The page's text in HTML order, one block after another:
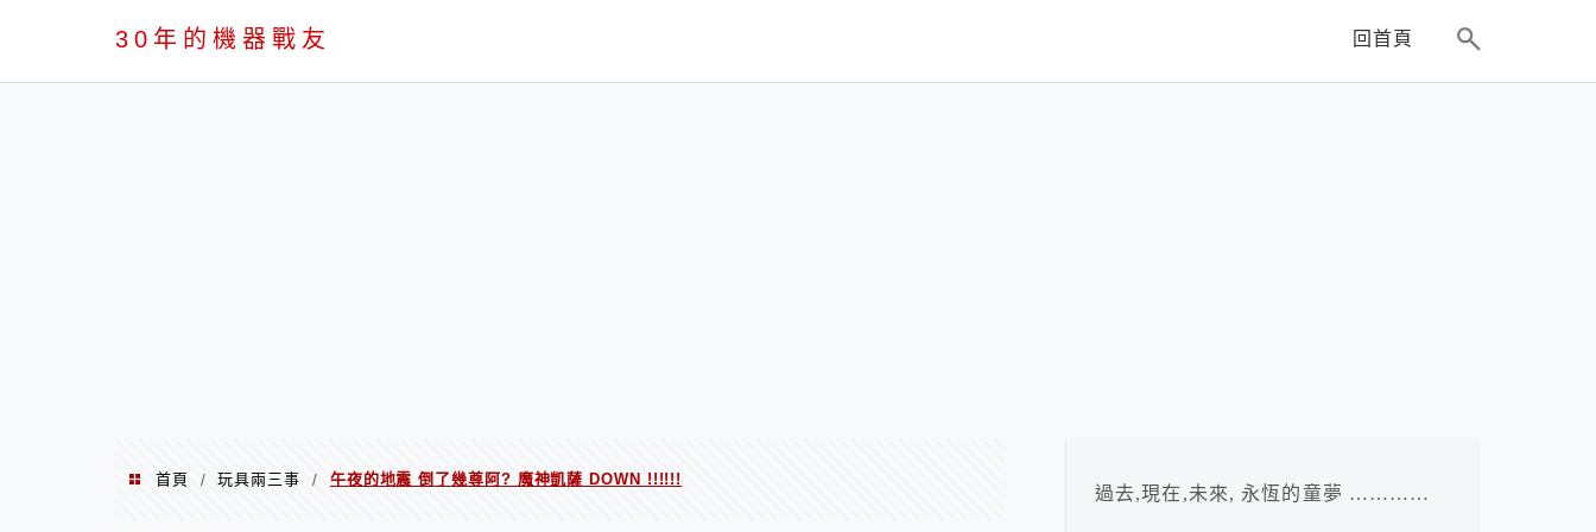
30年的機器戰友 回首頁
首頁 / 玩具兩三事 / 午夜的地震 倒了幾尊阿? 魔神凱薩 DOWN !!!!!!
過去,現在,未來, 永恆的童夢 …………